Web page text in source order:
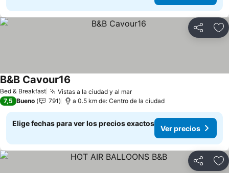
Compartir
Bed & Breakfast Vistas a la ciudad y al mar
B&B Cavour16
7,5 Bueno 791 a 0.5 km de: Centro de la ciudad
Elige fechas para ver los precios exactos
Ver precios
Compartir